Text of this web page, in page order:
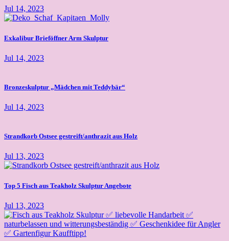
Jul 14, 2023
Exkalibur Brieföffner Arm Skulptur
Jul 14, 2023
Bronzeskulptur „Mädchen mit Teddybär“
Jul 14, 2023
Strandkorb Ostsee gestreift/anthrazit aus Holz
Jul 13, 2023
Top 5 Fisch aus Teakholz Skulptur Angebote
Jul 13, 2023